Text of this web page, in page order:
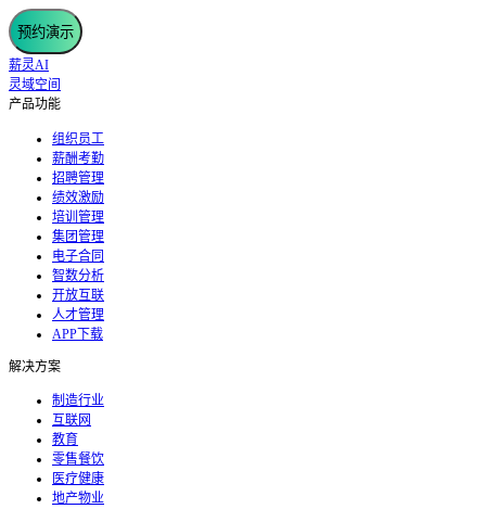
预约演示
薪灵AI
灵域空间
产品功能
组织员工
薪酬考勤
招聘管理
绩效激励
培训管理
集团管理
电子合同
智数分析
开放互联
人才管理
APP下载
解决方案
制造行业
互联网
教育
零售餐饮
医疗健康
地产物业